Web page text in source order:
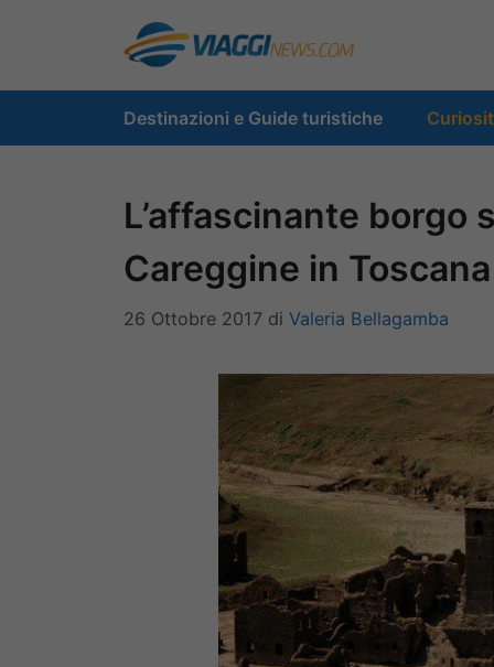
contenuto
Destinazioni e Guide turistiche
L’affascinante borgo
Careggine in Toscana
26 Ottobre 2017 di Valeria Bellagamba